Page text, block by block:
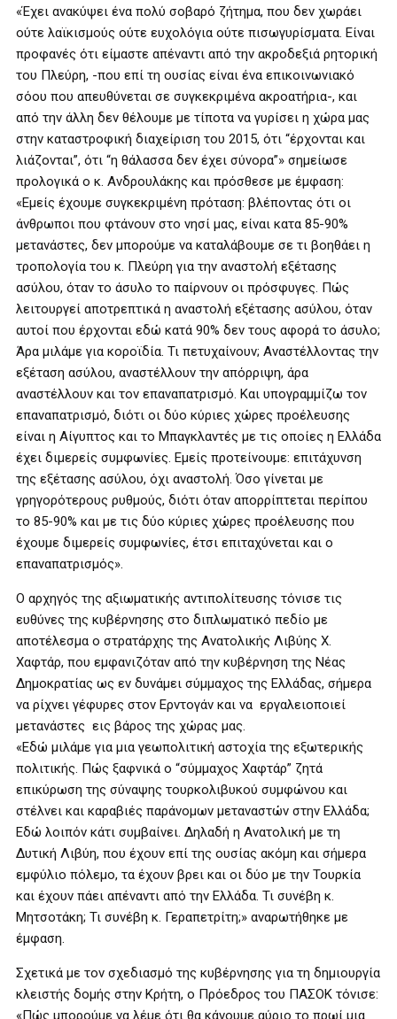
«Έχει ανακύψει ένα πολύ σοβαρό ζήτημα, που δεν χωράει
ούτε λαϊκισμούς ούτε ευχολόγια ούτε πισωγυρίσματα. Είναι
προφανές ότι είμαστε απέναντι από την ακροδεξιά ρητορική
του Πλεύρη, -που επί τη ουσίας είναι ένα επικοινωνιακό
σόου που απευθύνεται σε συγκεκριμένα ακροατήρια-, και
από την άλλη δεν θέλουμε με τίποτα να γυρίσει η χώρα μας
στην καταστροφική διαχείριση του 2015, ότι “έρχονται και
λιάζονται”, ότι “η θάλασσα δεν έχει σύνορα”» σημείωσε
προλογικά ο κ. Ανδρουλάκης και πρόσθεσε με έμφαση:
«Εμείς έχουμε συγκεκριμένη πρόταση: βλέποντας ότι οι
άνθρωποι που φτάνουν στο νησί μας, είναι κατα 85-90%
μετανάστες, δεν μπορούμε να καταλάβουμε σε τι βοηθάει η
τροπολογία του κ. Πλεύρη για την αναστολή εξέτασης
ασύλου, όταν το άσυλο το παίρνουν οι πρόσφυγες. Πώς
λειτουργεί αποτρεπτικά η αναστολή εξέτασης ασύλου, όταν
αυτοί που έρχονται εδώ κατά 90% δεν τους αφορά το άσυλο;
Άρα μιλάμε για κοροϊδία. Τι πετυχαίνουν; Αναστέλλοντας την
εξέταση ασύλου, αναστέλλουν την απόρριψη, άρα
αναστέλλουν και τον επαναπατρισμό. Και υπογραμμίζω τον
επαναπατρισμό, διότι οι δύο κύριες χώρες προέλευσης
είναι η Αίγυπτος και το Μπαγκλαντές με τις οποίες η Ελλάδα
έχει διμερείς συμφωνίες. Εμείς προτείνουμε: επιτάχυνση
της εξέτασης ασύλου, όχι αναστολή. Όσο γίνεται με
γρηγορότερους ρυθμούς, διότι όταν απορρίπτεται περίπου
το 85-90% και με τις δύο κύριες χώρες προέλευσης που
έχουμε διμερείς συμφωνίες, έτσι επιταχύνεται και ο
επαναπατρισμός».
Ο αρχηγός της αξιωματικής αντιπολίτευσης τόνισε τις
ευθύνες της κυβέρνησης στο διπλωματικό πεδίο με
αποτέλεσμα ο στρατάρχης της Ανατολικής Λιβύης Χ.
Χαφτάρ, που εμφανιζόταν από την κυβέρνηση της Νέας
Δημοκρατίας ως εν δυνάμει σύμμαχος της Ελλάδας, σήμερα
να ρίχνει γέφυρες στον Ερντογάν και να εργαλειοποιεί
μετανάστες εις βάρος της χώρας μας.
«Εδώ μιλάμε για μια γεωπολιτική αστοχία της εξωτερικής
πολιτικής. Πώς ξαφνικά ο “σύμμαχος Χαφτάρ” ζητά
επικύρωση της σύναψης τουρκολιβυκού συμφώνου και
στέλνει και καραβιές παράνομων μεταναστών στην Ελλάδα;
Εδώ λοιπόν κάτι συμβαίνει. Δηλαδή η Ανατολική με τη
Δυτική Λιβύη, που έχουν επί της ουσίας ακόμη και σήμερα
εμφύλιο πόλεμο, τα έχουν βρει και οι δύο με την Τουρκία
και έχουν πάει απέναντι από την Ελλάδα. Τι συνέβη κ.
Μητσοτάκη; Τι συνέβη κ. Γεραπετρίτη;» αναρωτήθηκε με
έμφαση.
Σχετικά με τον σχεδιασμό της κυβέρνησης για τη δημιουργία
κλειστής δομής στην Κρήτη, ο Πρόεδρος του ΠΑΣΟΚ τόνισε:
«Πώς μπορούμε να λέμε ότι θα κάνουμε αύριο το πρωί μια